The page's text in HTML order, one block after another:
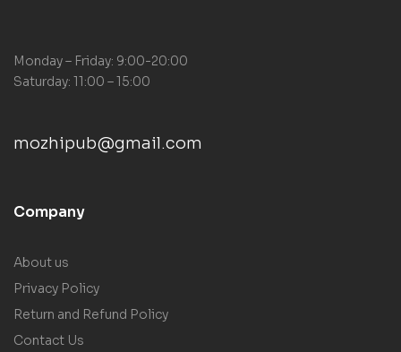
Monday – Friday: 9:00-20:00
Saturday: 11:00 – 15:00
mozhipub@gmail.com
Company
About us
Privacy Policy
Return and Refund Policy
Contact Us